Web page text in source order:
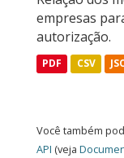
empresas
autorização.
PDF CSV
Você também
API (veja